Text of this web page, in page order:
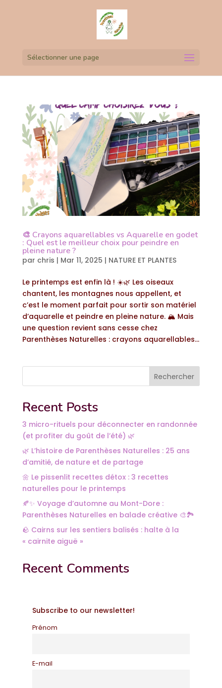
Sélectionner une page
🎨 Crayons aquarellables vs Aquarelle en godet
: Quel est le meilleur choix pour peindre en
pleine nature ?
par chris | Mar 11, 2025 | NATURE ET PLANTES
Le printemps est enfin là ! ☀️🌿 Les oiseaux
chantent, les montagnes nous appellent, et
c’est le moment parfait pour sortir son matériel
d’aquarelle et peindre en pleine nature. 🏔️ Mais
une question revient sans cesse chez
Parenthèses Naturelles : crayons aquarellables...
Rechercher
Recent Posts
3 micro-rituels pour déconnecter en randonnée
(et profiter du goût de l’été) 🌿
🌿 L’histoire de Parenthèses Naturelles : 25 ans
d’amitié, de nature et de partage
🌼 Le pissenlit recettes détox : 3 recettes
naturelles pour le printemps
🍂✨ Voyage d’automne au Mont-Dore :
Parenthèses Naturelles en balade créative 🎨🏞️
🪨 Cairns sur les sentiers balisés : halte à la
« cairnite aiguë »
Recent Comments
Subscribe to our newsletter!
Prénom
E-mail